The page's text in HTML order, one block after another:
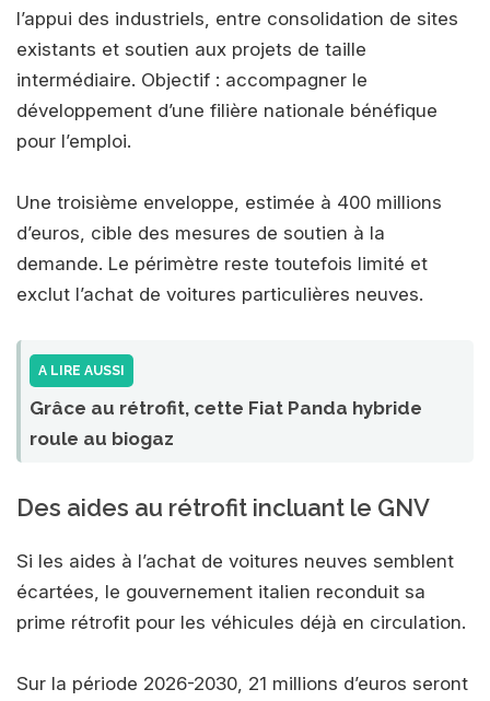
l’appui des industriels, entre consolidation de sites
existants et soutien aux projets de taille
intermédiaire. Objectif : accompagner le
développement d’une filière nationale bénéfique
pour l’emploi.
Une troisième enveloppe, estimée à 400 millions
d’euros, cible des mesures de soutien à la
demande. Le périmètre reste toutefois limité et
exclut l’achat de voitures particulières neuves.
A LIRE AUSSI
Grâce au rétrofit, cette Fiat Panda hybride
roule au biogaz
Des aides au rétrofit incluant le GNV
Si les aides à l’achat de voitures neuves semblent
écartées, le gouvernement italien reconduit sa
prime rétrofit pour les véhicules déjà en circulation.
Sur la période 2026-2030, 21 millions d’euros seront